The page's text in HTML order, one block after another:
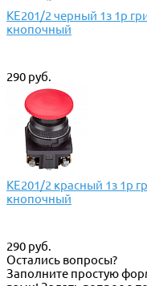
КЕ201/2 черный 1з 1р
кнопочный
290 руб.
КЕ201/2 красный 1з 1р
кнопочный
290 руб.
Остались вопросы?
Заполните простую